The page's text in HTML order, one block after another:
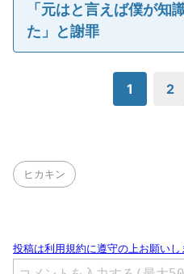
「元はと言えば僕が知
た」と謝罪
1 2
ヒカキン